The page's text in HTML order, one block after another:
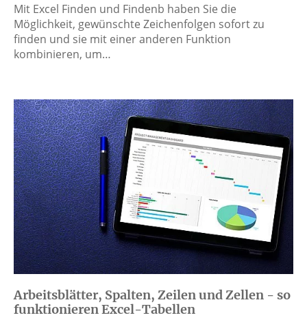
Mit Excel Finden und Findenb haben Sie die
Möglichkeit, gewünschte Zeichenfolgen sofort zu
finden und sie mit einer anderen Funktion
kombinieren, um…
Arbeitsblätter, Spalten, Zeilen und Zellen - so
funktionieren Excel-Tabellen